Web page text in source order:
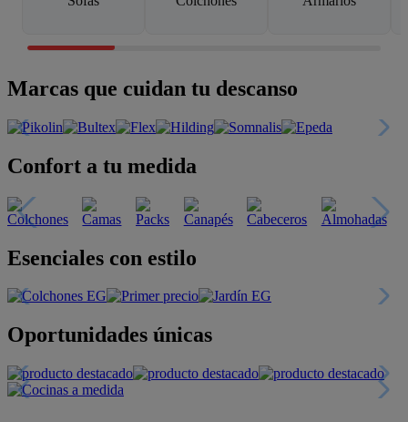
Marcas que cuidan tu descanso
Confort a tu medida
Esenciales con estilo
Oportunidades únicas